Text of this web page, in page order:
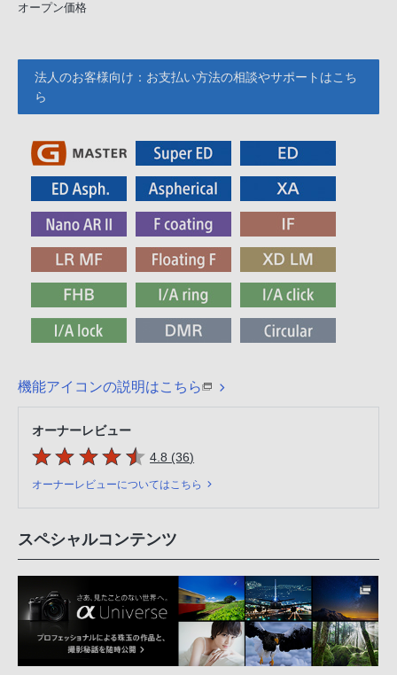
オープン価格
法人のお客様向け：お支払い方法の相談やサポートはこち
ら
機能アイコンの説明はこちら
オーナーレビュー
5つの星のうち
4.8 (36件のレビュー
)
オーナーレビューについてはこちら
スペシャルコンテンツ